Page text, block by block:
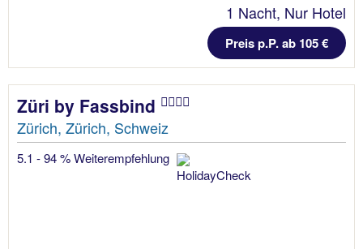
1 Nacht, Nur Hotel
Preis p.P. ab 105 €
Züri by Fassbind
Zürich, Zürich, Schweiz
5.1 - 94 % Weiterempfehlung